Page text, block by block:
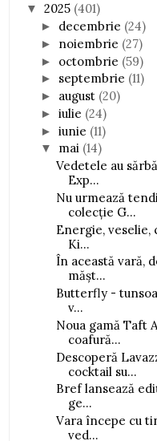
▼2025 (401)
► decembrie (24)
► noiembrie (27)
► octombrie (59)
► septembrie (11)
► august (20)
►iulie (24)
►iunie (11)
▼ mai (14)
Vedetele au
Exp...
Nu urmează
colecție G...
Energie, veselie,
Ki...
În această vară,
mășt...
Butterfly -
v...
Noua gamă Taft
coafură...
Descoperă
cocktail su...
Bref lansează
ge...
Vara începe cu
ved...